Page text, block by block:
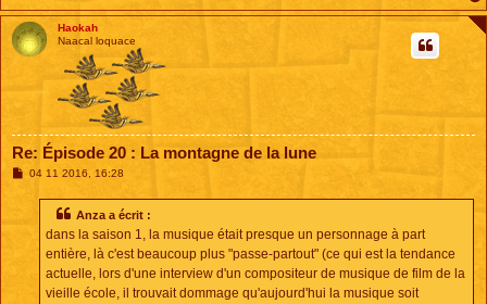
Haokah
Naacal loquace
Re: Épisode 20 : La montagne de la lune
M04 11 2016, 16:28
Anza a écrit :
dans la saison 1, la musique était presque un personnage à part
entière, là c'est beaucoup plus "passe-partout" (ce qui est la tendance
actuelle, lors d'une interview d'un compositeur de musique de film de la
vieille école, il trouvait dommage qu'aujourd'hui la musique soit